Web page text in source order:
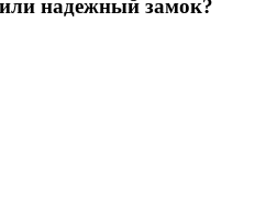
надежный замок?